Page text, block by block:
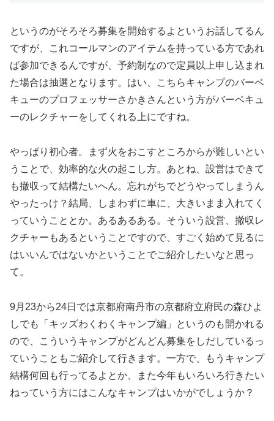
というのがそろそろ募集を開始するよというお話してるん
ですが、これコールマンのアイテムを持っている方であれ
ば参加できるんですが、予約制なので定員以上申し込まれ
た場合は抽選となります。はい、こちらキャンプのバーベ
キューのプロフェッサーさかきさんという方がバーベキュ
ーのレクチャーをしてくれる上にですね。
やっぱり初心者。まず火をおこすところからが難しいとい
うことで、効率的な火の起こし方。あとね、設営はできて
も撤収って結構たいへん。忘れがちでどうやってしまうん
やったっけ？結局、しまわずに車に、大きいまま入れてく
っていうこととか。あるあるある。そういう設営、撤収レ
クチャーもあるということですので、すごく始めて見るに
はいいんではないかということでご紹介したいなと思っ
て。
9月23から24日では京都府南丹市の京都府立府民の森ひよ
しでも「キッズわくわくキャンプ編」というのも開かれる
ので、こういうキャンプがどんどん募集をしだしているっ
ていうこともご紹介して行きます。一方で、もうキャンプ
結構何回も行ってるよとか、また今年もいろいろ行きたい
ねっていう方にはこんなキャンプはいかがでしょうか？